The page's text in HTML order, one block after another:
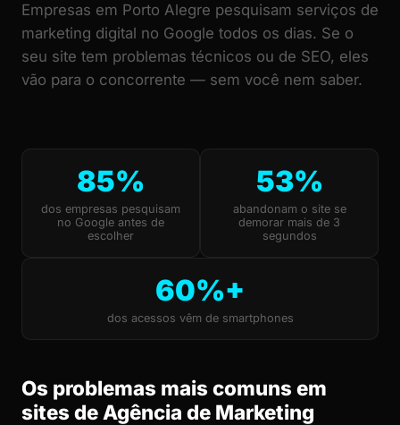
Empresas em Porto Alegre pesquisam serviços de
marketing digital no Google todos os dias. Se o
seu site tem problemas técnicos ou de SEO, eles
vão para o concorrente — sem você nem saber.
85%
dos empresas pesquisam
no Google antes de
escolher
53%
abandonam o site se
demorar mais de 3
segundos
60%+
dos acessos vêm de smartphones
Os problemas mais comuns em
sites de Agência de Marketing